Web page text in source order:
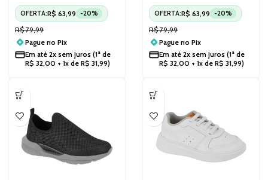
OFERTA:R$ 63,99 -20%
R$79,99
Pague no Pix
Em até 2x sem juros (1ª de
R$ 32,00 + 1x de R$ 31,99)
Cadarço Confortável
2801164
OFERTA:R$ 63,99 -20%
R$79,99
Pague no Pix
Em até 2x sem juros (1ª de
R$ 32,00 + 1x de R$ 31,99)